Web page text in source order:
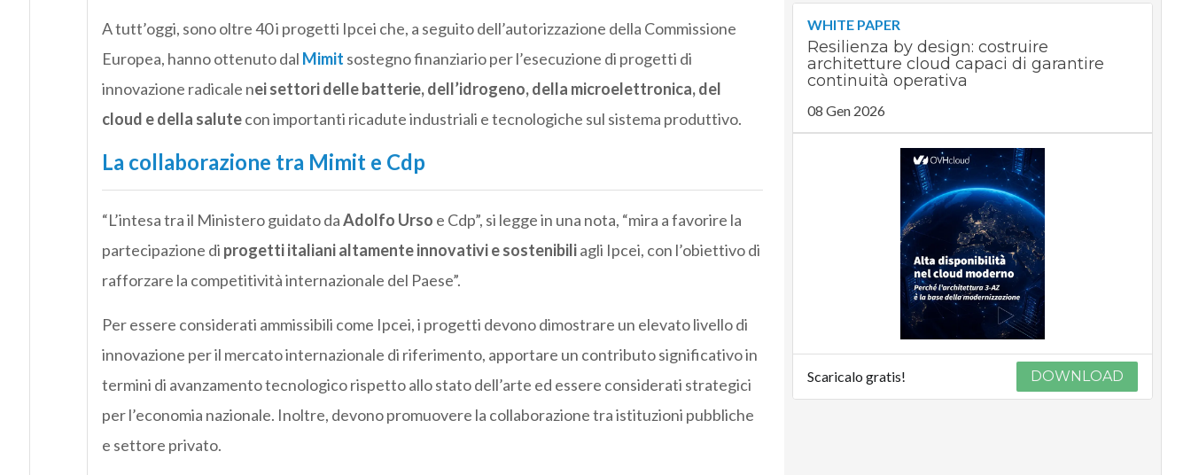
A tutt’oggi, sono oltre 40 i progetti Ipcei che, a seguito dell’autorizzazione della Commissione
Europea, hanno ottenuto dal Mimit sostegno finanziario per l’esecuzione di progetti di
innovazione radicale nei settori delle batterie, dell’idrogeno, della microelettronica, del
cloud e della salutecon importanti ricadute industriali e tecnologiche sul sistema produttivo.
La collaborazione tra Mimit e Cdp
“L’intesa tra il Ministero guidato daAdolfo Urso e Cdp”, si legge in una nota, “mira a favorire la
partecipazione di progetti italiani altamente innovativi e sostenibiliagli Ipcei, con l’obiettivo di
rafforzare la competitività internazionale del Paese”.
Per essere considerati ammissibili come Ipcei, i progetti devono dimostrare un elevato livello di
innovazione per il mercato internazionale di riferimento, apportare un contributo significativo in
termini di avanzamento tecnologico rispetto allo stato dell’arte ed essere considerati strategici
per l’economia nazionale. Inoltre, devono promuovere la collaborazione tra istituzioni pubbliche
e settore privato.
WHITE PAPER
Resilienza by design: costruire
architetture cloud capaci di garantire
continuità operativa
08 Gen 2026
Scaricalo gratis! DOWNLOAD